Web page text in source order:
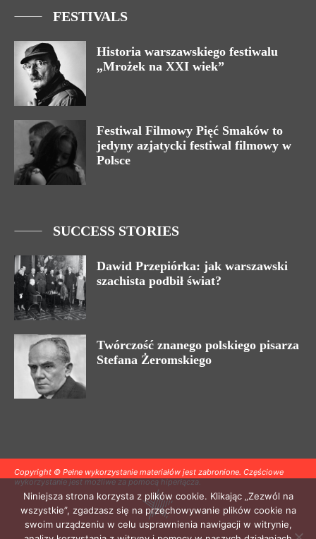
FESTIVALS
Historia warszawskiego festiwalu
„Mrożek na XXI wiek”
Festiwal Filmowy Pięć Smaków to
jedyny azjatycki festiwal filmowy w
Polsce
SUCCESS STORIES
Dawid Przepiórka: jak warszawski
szachista podbił świat?
Twórczość znanego polskiego pisarza
Stefana Żeromskiego
Copyright © Pełne wykorzystanie materiałów jest zabronione. Częściowe
wykorzystanie jest możliwe za pomocą hiperłącza.
Niniejsza strona korzysta z plików cookie. Klikając „Zezwól na
wszystkie”, zgadzasz się na przechowywanie plików cookie na
swoim urządzeniu w celu usprawnienia nawigacji w witrynie,